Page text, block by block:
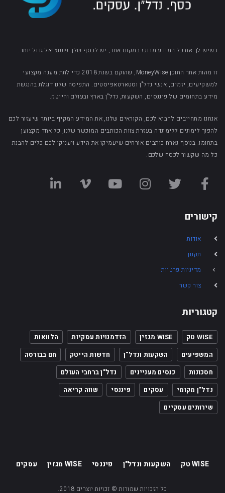
כשיש לך את כל המידע מרוכז במקום אחד, יש לכסף שלך פוטנציאל גדול יותר.
זו מהות אתר התוכן MoneyWise, שהוקם בשנת 2018 כדי לתת מענה מקצועי
למשקיעים, יזמים, אנשי נדל"ן וסטארטאפיסטים. התפיסה שלנו דוגלת בהנגשת
מידע בתחומים של פיננסים, השקעות, נדל"ן בארץ ובעולם והייטק.
אנחנו מתחייבים להביא לכם, הקוראים שלנו, את המידע המקיף ביותר שיעזור לכם
להפוך לימונים ללימונדה בעזרת צוות הכותבים המוכשר שלנו, כל אחד מקצוען
בתחומו. בנוסף נארח כותבים אורחים שיעמיקו את הידע ויעניקו לכם כלים להבנת
כל מה שקשור לכסף שלכם.
קישורים
אודות
תקנון
מדיניות פרטיות
צור קשר
קטגוריות
WISE טק WISE מגזין הזדמנויות עסקיות
הלוואות
המשפיעים
השקעות ונדל"ן חדשות הייטק
חם בבורסה
חסכונות
כנסים מעניינים
נדל"ן ברחבי העולם
נדל"ן מקומי
עסקים פיננסי
שווה קריאה
שירותים עסקיים
WISE טק השקעות ונדל"ן פיננסי WISE מגזין עסקים
כל הזכויות שמורות © זכויות יוצרים 2018.